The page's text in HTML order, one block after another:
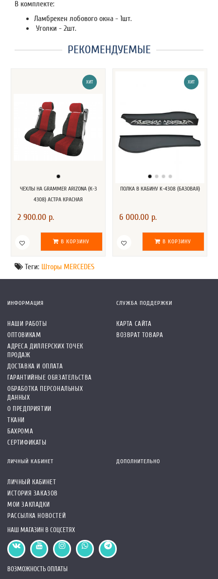
В комплекте:
Ламбрекен лобового окна - 1шт.
Уголки - 2шт.
РЕКОМЕНДУЕМЫЕ
ХИТ
ЧЕХЛЫ НА GRAMMER ARIZONA (К-З
4308) АСТРА КРАСНАЯ
2 900.00 р.
В КОРЗИНУ
ХИТ
ПОЛКА В КАБИНУ K-4308 (БАЗОВАЯ)
6 000.00 р.
В КОРЗИНУ
Теги: Шторы MERCEDES
ИНФОРМАЦИЯ
НАШИ РАБОТЫ
ОПТОВИКАМ
АДРЕСА ДИЛЛЕРСКИХ ТОЧЕК
ПРОДАЖ
ДОСТАВКА И ОПЛАТА
ГАРАНТИЙНЫЕ ОБЯЗАТЕЛЬСТВА
ОБРАБОТКА ПЕРСОНАЛЬНЫХ
ДАННЫХ
О ПРЕДПРИЯТИИ
ТКАНИ
БАХРОМА
СЕРТИФИКАТЫ
СЛУЖБА ПОДДЕРЖКИ
КАРТА САЙТА
ВОЗВРАТ ТОВАРА
ЛИЧНЫЙ КАБИНЕТ
ЛИЧНЫЙ КАБИНЕТ
ИСТОРИЯ ЗАКАЗОВ
МОИ ЗАКЛАДКИ
РАССЫЛКА НОВОСТЕЙ
ДОПОЛНИТЕЛЬНО
НАШ МАГАЗИН В СОЦСЕТЯХ
ВОЗМОЖНОСТЬ ОПЛАТЫ